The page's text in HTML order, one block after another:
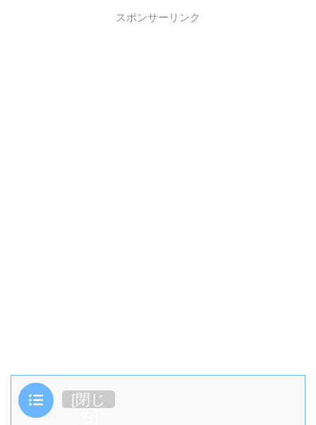
スポンサーリンク
目次 [閉じ